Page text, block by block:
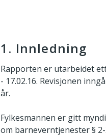
1. Innledning
Rapporten er utarbeidet
- 17.02.16. Revisjonen
år.
Fylkesmannen er gitt
om barneverntjenester §